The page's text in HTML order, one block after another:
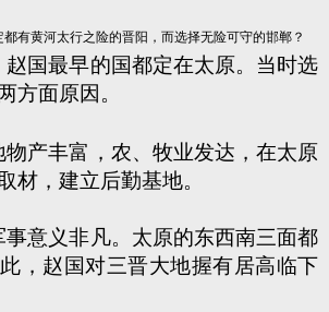
赵国最早的国都定在太原。当时选
方面原因。
产丰富，农、牧业发达，在太原
材，建立后勤基地。
事意义非凡。太原的东西南三面都
，赵国对三晋大地握有居高临下